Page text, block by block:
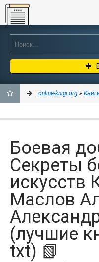
Online-knigi.org
ЗАКЛАДКИ
online-knigi.org »
Боевая
Секреты
искусств
Маслов
(лучшие
txt) 📗